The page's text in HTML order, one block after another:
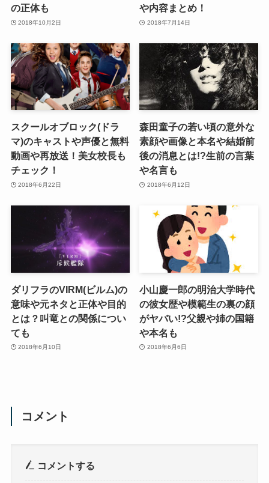
の正体も
2018年10月2日
や内容まとめ！
2018年7月14日
スクールオブロック(ドラ
マ)のキャストや声優と無料
動画や再放送！美女校長も
チェック！
2018年6月22日
森田童子の若い頃の意外な
素顔や画像と本名や結婚前
後の消息とは!?生前の言葉
や名言も
2018年6月12日
ダリフラのVIRM(ビルム)の
意味や元ネタと正体や目的
とは？叫竜との関係につい
ても
2018年6月10日
小山慶一郎の明治大学時代
の彼女歴や模範生の裏の顔
がヤバい!?父親や姉の国籍
や本名も
2018年6月6日
コメント
コメントする